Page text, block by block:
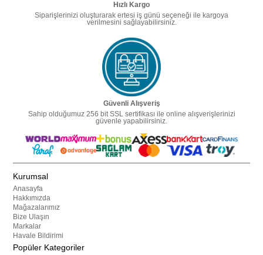
Hızlı Kargo
Siparişlerinizi oluşturarak ertesi iş günü seçeneği ile kargoya
verilmesini sağlayabilirsiniz.
Güvenli Alışveriş
Sahip olduğumuz 256 bit SSL sertifikası ile online alışverişlerinizi
güvenle yapabilirsiniz.
Kurumsal
Anasayfa
Hakkımızda
Mağazalarımız
Bize Ulaşın
Markalar
Havale Bildirimi
Popüler Kategoriler